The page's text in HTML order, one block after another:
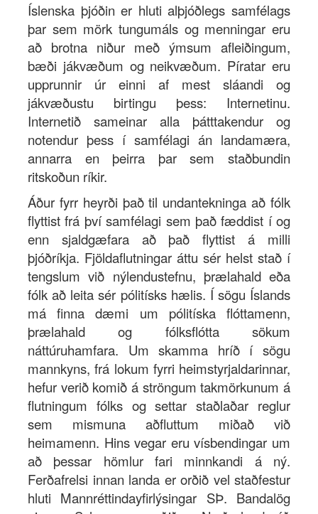
Íslenska þjóðin er hluti alþjóðlegs samfélags
þar sem mörk tungumáls og menningar eru
að brotna niður með ýmsum afleiðingum,
bæði jákvæðum og neikvæðum. Píratar eru
upprunnir úr einni af mest sláandi og
jákvæðustu birtingu þess: Internetinu.
Internetið sameinar alla þátttakendur og
notendur þess í samfélagi án landamæra,
annarra en þeirra þar sem staðbundin
ritskoðun ríkir.
Áður fyrr heyrði það til undantekninga að fólk
flyttist frá því samfélagi sem það fæddist í og
enn sjaldgæfara að það flyttist á milli
þjóðríkja. Fjöldaflutningar áttu sér helst stað í
tengslum við nýlendustefnu, þrælahald eða
fólk að leita sér pólitísks hælis. Í sögu Íslands
má finna dæmi um pólitíska flóttamenn,
þrælahald og fólksflótta sökum
náttúruhamfara. Um skamma hríð í sögu
mannkyns, frá lokum fyrri heimstyrjaldarinnar,
hefur verið komið á ströngum takmörkunum á
flutningum fólks og settar staðlaðar reglur
sem mismuna aðfluttum miðað við
heimamenn. Hins vegar eru vísbendingar um
að þessar hömlur fari minnkandi á ný.
Ferðafrelsi innan landa er orðið vel staðfestur
hluti Mannréttindayfirlýsingar SÞ. Bandalög